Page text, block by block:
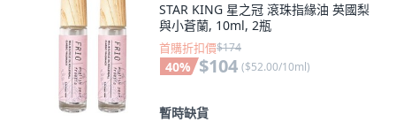
STAR KING 星之冠 滾珠指緣油 英國梨
與小蒼蘭, 10ml, 2瓶
首購折扣價$174
40% $104 ($52.00/10ml)
暫時缺貨